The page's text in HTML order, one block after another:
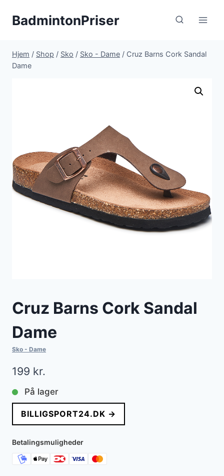
BadmintonPriser
Hjem / Shop / Sko / Sko - Dame / Cruz Barns Cork Sandal
Dame
Cruz Barns Cork Sandal
Dame
Sko - Dame
199 kr.
På lager
BILLIGSPORT24.DK →
Betalingsmuligheder